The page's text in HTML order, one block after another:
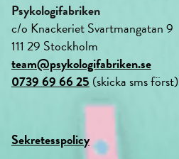
Psykologifabriken
c/o Knackeriet Svartmangatan 9
111 29 Stockholm
team@psykologifabriken.se
0739 69 66 25 (skicka sms först)
Sekretesspolicy